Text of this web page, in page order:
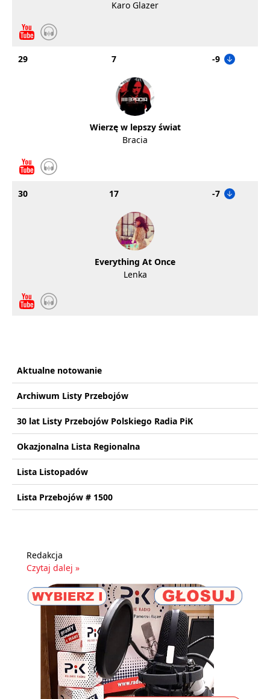
Karo Glazer
29 7 -9
Wierzę w lepszy świat
Bracia
30 17 -7
Everything At Once
Lenka
Aktualne notowanie
Archiwum Listy Przebojów
30 lat Listy Przebojów Polskiego Radia PiK
Okazjonalna Lista Regionalna
Lista Listopadów
Lista Przebojów # 1500
Redakcja
Czytaj dalej »